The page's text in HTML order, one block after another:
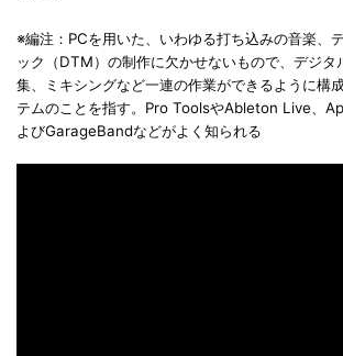
※編注：PCを用いた、いわゆる打ち込みの音楽、
ック（DTM）の制作に欠かせないもので、デジタ
集、ミキシングなど一連の作業ができるように構
テムのことを指す。Pro ToolsやAbleton Live、
よびGarageBandなどがよく知られる